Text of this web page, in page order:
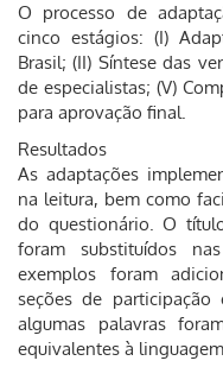
O processo de
cinco estágios: (I)
Brasil; (II) Síntese das
de especialistas; (V)
para aprovação final.
Resultados
As adaptações
na leitura, bem como
do questionário. O
foram substituídos
exemplos foram
seções de
algumas palavras
equivalentes à